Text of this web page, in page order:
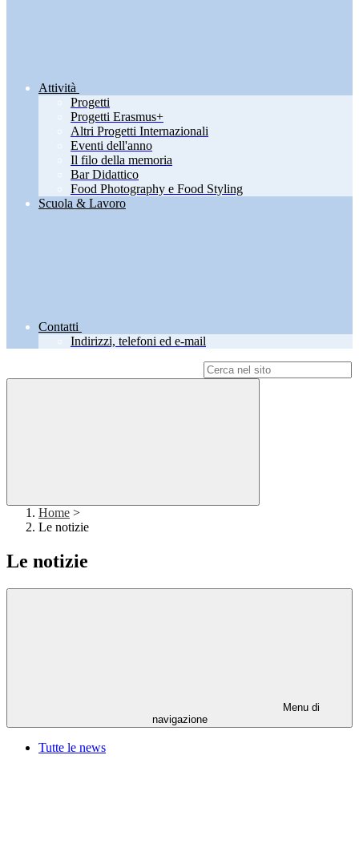
Attività
Progetti
Progetti Erasmus+
Altri Progetti Internazionali
Eventi dell'anno
Il filo della memoria
Bar Didattico
Food Photography e Food Styling
Scuola & Lavoro
Contatti
Indirizzi, telefoni ed e-mail
Home >
Le notizie
Le notizie
Menu di
navigazione
Tutte le news